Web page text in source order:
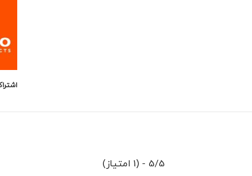
5/5 - (1 امتیاز)